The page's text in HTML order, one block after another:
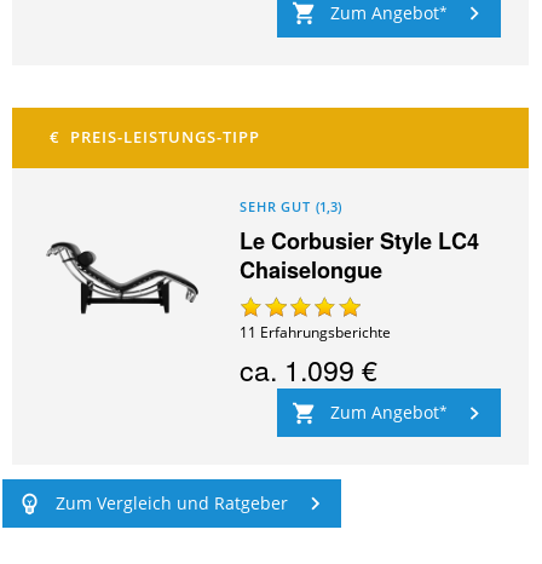
Zum Angebot
SEHR GUT (1,3)
Le Corbusier Style LC4
Chaiselongue
11 Erfahrungsberichte
ca. 1.099 €
Zum Angebot
Zum Vergleich und Ratgeber